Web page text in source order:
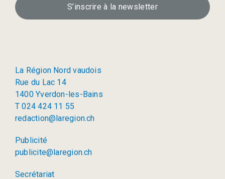
S’inscrire à la newsletter
La Région Nord vaudois
Rue du Lac 14
1400 Yverdon-les-Bains
T 024 424 11 55
redaction@laregion.ch
Publicité
publicite@laregion.ch
Secrétariat